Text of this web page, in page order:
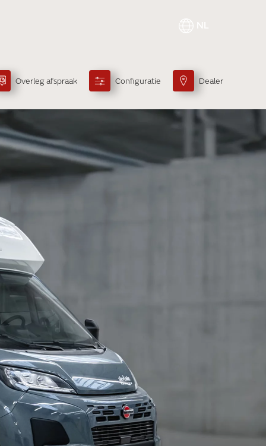
NL
Overleg afspraak Configuratie Dealer